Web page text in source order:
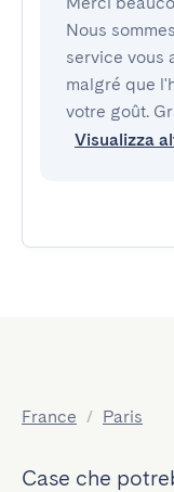
Nous
service vous
malgré que
votre goût.
Visualizza
France / Paris
Case che